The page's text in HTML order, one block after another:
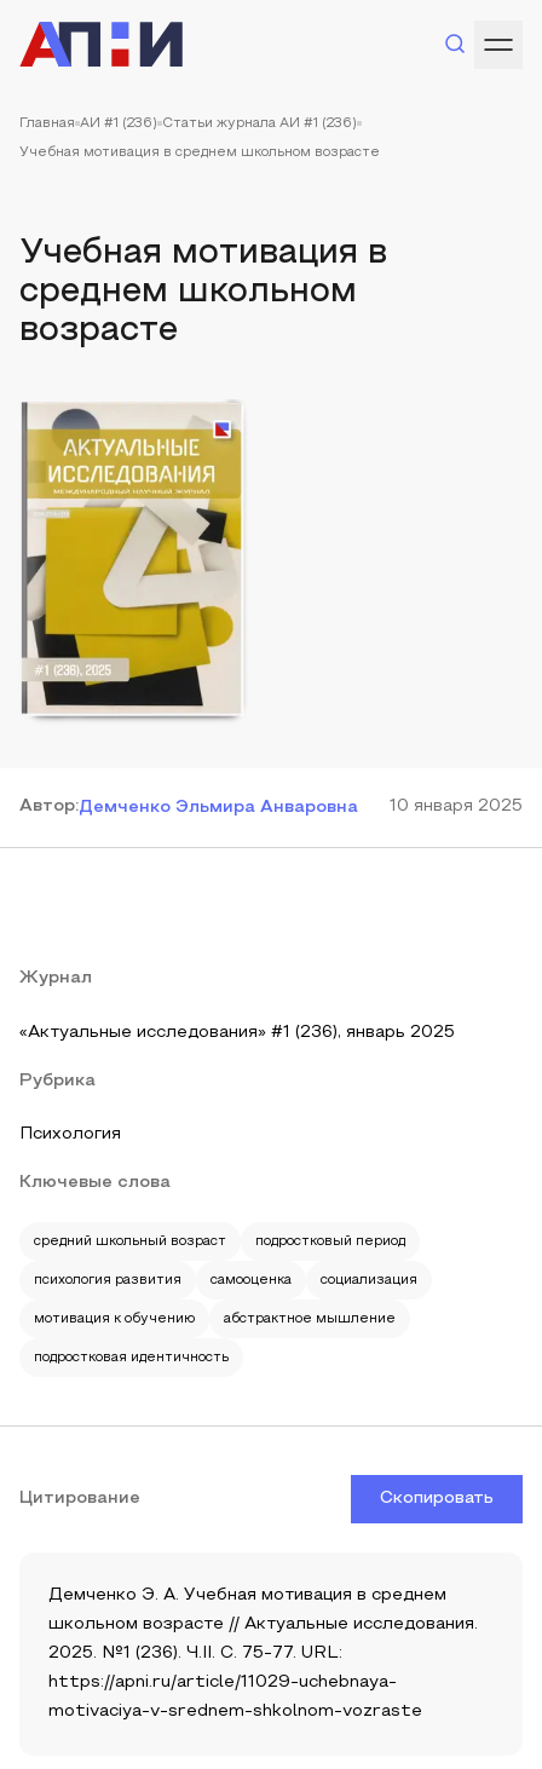
Главная АИ #1 (236) Статьи журнала АИ #1 (236)
Учебная мотивация в среднем школьном возрасте
Учебная мотивация в
среднем школьном
возрасте
Автор:Демченко Эльмира Анваровна 10 января 2025
Журнал
«Актуальные исследования» #1 (236), январь 2025
Рубрика
Психология
Ключевые слова
средний школьный возраст подростковый период
психология развития самооценка социализация
мотивация к обучению абстрактное мышление
подростковая идентичность
Цитирование Скопировать
Демченко Э. А. Учебная мотивация в среднем
школьном возрасте // Актуальные исследования.
2025. №1 (236). Ч.II. С. 75-77. URL:
https://apni.ru/article/11029-uchebnaya-
motivaciya-v-srednem-shkolnom-vozraste